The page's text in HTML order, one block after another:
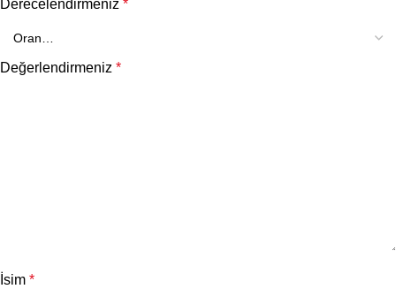
Derecelendirmeniz *
Değerlendirmeniz *
İsim *